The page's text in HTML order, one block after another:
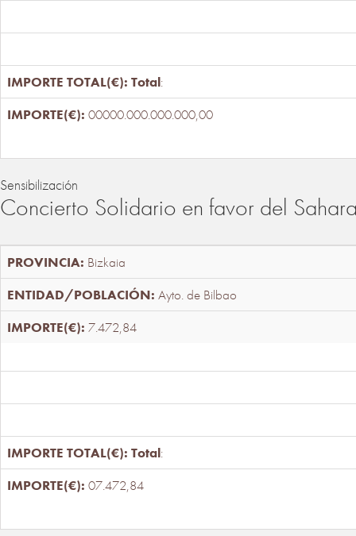
Total:
00000.000.000.000,00
Sensibilización
Concierto Solidario en favor del
Bizkaia
Ayto. de Bilbao
7.472,84
Total:
07.472,84